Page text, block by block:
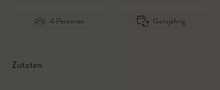
4 Personen Ganzjährig
Zutaten